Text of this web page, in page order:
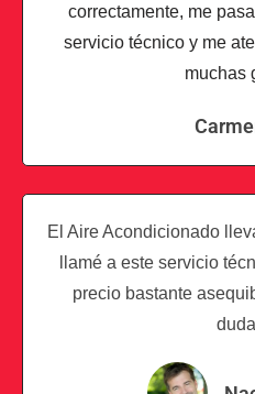
correctamente, me
servicio técnico y me
muchas
El Aire Acondicionado
llamé a este servicio
precio bastante